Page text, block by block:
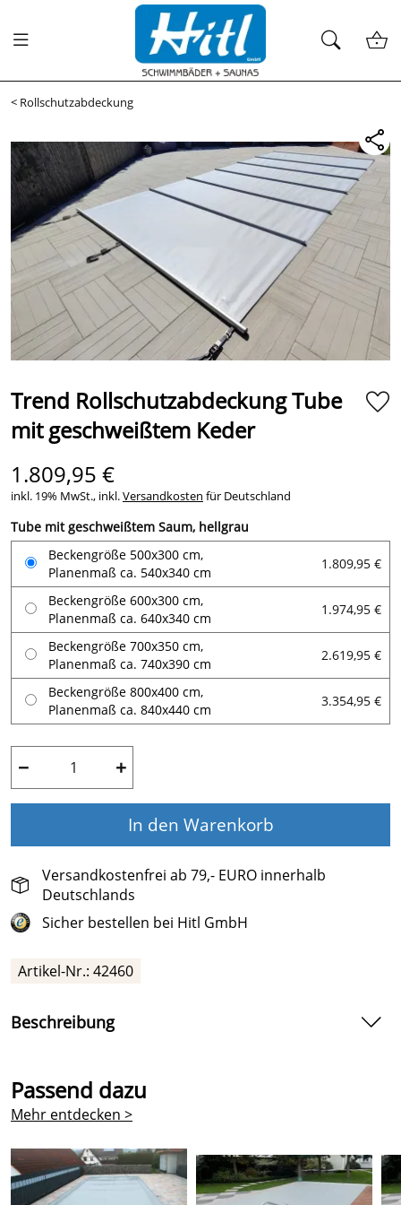
< Rollschutzabdeckung
Trend Rollschutzabdeckung Tube
mit geschweißtem Keder
1.809,95 €
inkl. 19% MwSt., inkl.Versandkosten für Deutschland
Tube mit geschweißtem Saum, hellgrau
Beckengröße 500x300 cm,
Planenmaß ca. 540x340 cm
1.809,95 €
Beckengröße 600x300 cm,
Planenmaß ca. 640x340 cm
1.974,95 €
Beckengröße 700x350 cm,
Planenmaß ca. 740x390 cm
2.619,95 €
Beckengröße 800x400 cm,
Planenmaß ca. 840x440 cm
3.354,95 €
− +
In den Warenkorb
Versandkostenfrei ab 79,- EURO innerhalb
Deutschlands
Sicher bestellen bei Hitl GmbH
Artikel-Nr.: 42460
Beschreibung
Die Trend Rollschutzabdeckung Tube von Trend-Pool ist
Sicherheitsabdeckung mit längseitig hochfrequent
geschweißtem Keder für Rechteckpools. Sie überzeugt
durch ihre durchgehenden oberhalb der Plane
Passend dazu
Mehr entdecken >